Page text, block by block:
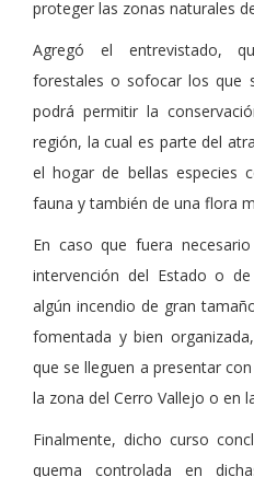
proteger las zonas naturales
Agregó el entrevistado,
forestales o sofocar los que
podrá permitir la
región, la cual es parte del
el hogar de bellas especies
fauna y también de una flora
En caso que fuera
intervención del Estado o
algún incendio de gran
fomentada y bien
que se lleguen a presentar
la zona del Cerro Vallejo o en
Finalmente, dicho curso
quema controlada en